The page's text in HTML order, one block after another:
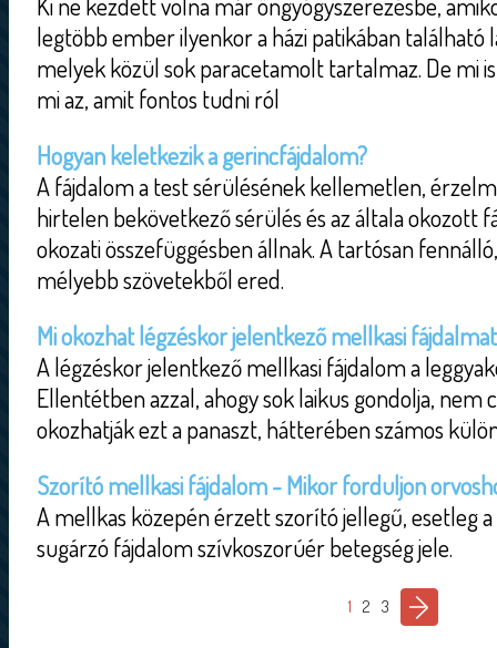
legtöbb ember ilyenkor a házi patikában található
melyek közül sok paracetamolt tartalmaz. De mi
mi az, amit fontos tudni ról
Hogyan keletkezik a gerincfájdalom?
A fájdalom a test sérülésének kellemetlen,
hirtelen bekövetkező sérülés és az általa okozott
okozati összefüggésben állnak. A tartósan
mélyebb szövetekből ered.
Mi okozhat légzéskor jelentkező mellkasi
A légzéskor jelentkező mellkasi fájdalom a
Ellentétben azzal, ahogy sok laikus gondolja, nem
okozhatják ezt a panaszt, hátterében számos
Szorító mellkasi fájdalom - Mikor forduljon
A mellkas közepén érzett szorító jellegű, esetleg
sugárzó fájdalom szívkoszorúér betegség jele.
1 2 3